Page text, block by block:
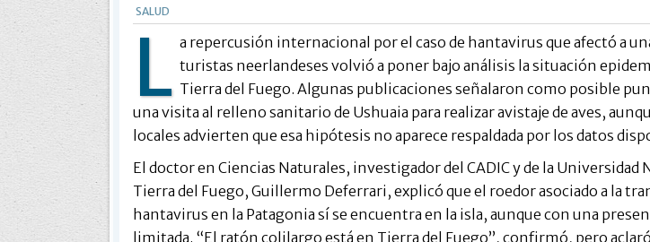
SALUD
L a repercusión internacional por el caso de hantavirus que afectó a
turistas neerlandeses volvió a poner bajo análisis la situación
Tierra del Fuego. Algunas publicaciones señalaron como posible
una visita al relleno sanitario de Ushuaia para realizar avistaje de aves,
locales advierten que esa hipótesis no aparece respaldada por los datos
El doctor en Ciencias Naturales, investigador del CADIC y de la Universidad
Tierra del Fuego, Guillermo Deferrari, explicó que el roedor asociado a la
hantavirus en la Patagonia sí se encuentra en la isla, aunque con una
limitada. “El ratón colilargo está en Tierra del Fuego”, confirmó, pero